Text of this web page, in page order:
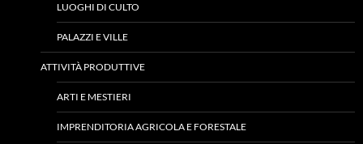
LUOGHI DI CULTO
PALAZZI E VILLE
ATTIVITÀ PRODUTTIVE
ARTI E MESTIERI
IMPRENDITORIA AGRICOLA E FORESTALE